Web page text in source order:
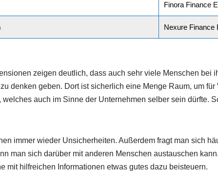
Finora Finance
Nexure Finance
zeigen deutlich, dass auch sehr viele Menschen bei
denken geben. Dort ist sicherlich eine Menge Raum, um
auch im Sinne der Unternehmen selber sein dürfte.
immer wieder Unsicherheiten. Außerdem fragt man sich
man sich darüber mit anderen Menschen austauschen
mit hilfreichen Informationen etwas gutes dazu beisteuern.